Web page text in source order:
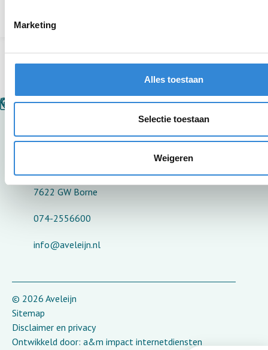
Marketing
Alles toestaan
Selectie toestaan
Weigeren
Grotestraat 260
7622 GW Borne
074-2556600
info@aveleijn.nl
© 2026 Aveleijn
Sitemap
Disclaimer en privacy
Ontwikkeld door: a&m impact internetdiensten